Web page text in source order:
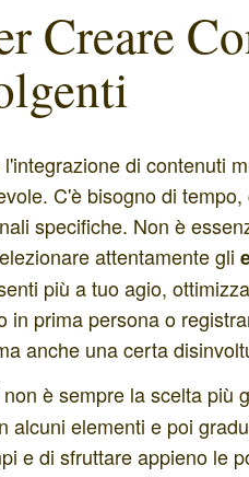
Creare
di contenuti
C'è bisogno di
specifiche. Non è
attentamente gli
più a tuo agio,
in prima persona o
anche una certa
è sempre la scelta più
alcuni elementi e poi
e di sfruttare appieno le